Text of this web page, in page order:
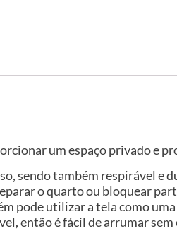
um espaço privado e
sendo também respirável e
o quarto ou bloquear
pode utilizar a tela como
então é fácil de arrumar